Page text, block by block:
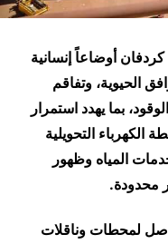
أوضاعاً إنسانية
الحيوية، وتفاقم
بما يهدد استمرار
التحويلية
المياه وظهور
محدودة.
لمحطات وناقلات